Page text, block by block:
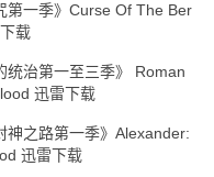
第一季》Curse Of The Ber
载
统治第一至三季》 Roman
迅雷下载
神之路第一季》Alexander:
迅雷下载